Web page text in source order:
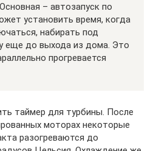
– автозапуск по
установить время, когда
набирать под
еще до выхода из дома. Это
прогревается
таймер для турбины. После
моторах некоторые
разогреваются до